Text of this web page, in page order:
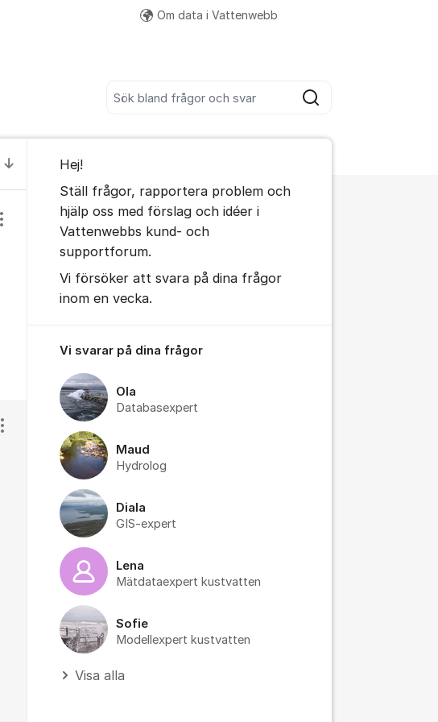
Sök
Om data i VattenwebbFler supportlänkar
Till senaste kommentaren
Visa/dölj inställningar för inlägg/kommentar
Visa/dölj inställningar för inlägg/kommentar
Hej!
Ställ frågor, rapportera problem och
hjälp oss med förslag och idéer i
Vattenwebbs kund- och
supportforum.
Vi försöker att svara på dina frågor
inom en vecka.
Vi svarar på dina frågor
Ola
Databasexpert
Maud
Hydrolog
Diala
GIS-expert
Lena
Mätdataexpert kustvatten
Sofie
Modellexpert kustvatten
Visa alla